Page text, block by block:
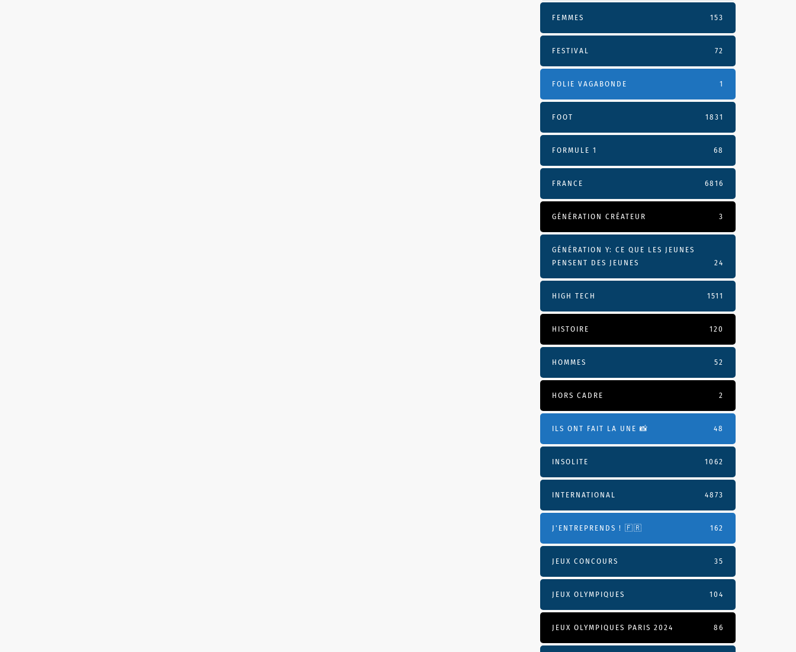
FEMMES 153
FESTIVAL 72
FOLIE VAGABONDE 1
FOOT 1831
FORMULE 1 68
FRANCE 6816
GÉNÉRATION CRÉATEUR 3
GÉNÉRATION Y: CE QUE LES JEUNES
PENSENT DES JEUNES
24
HIGH TECH 1511
HISTOIRE 120
HOMMES 52
HORS CADRE 2
ILS ONT FAIT LA UNE 📸 48
INSOLITE 1062
INTERNATIONAL 4873
J'ENTREPRENDS ! 🇫🇷 162
JEUX CONCOURS 35
JEUX OLYMPIQUES 104
JEUX OLYMPIQUES PARIS 2024 86